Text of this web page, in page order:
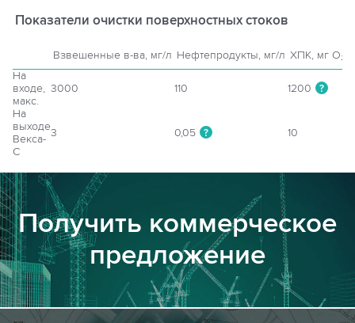
Показатели очистки поверхностных стоков
Взвешенные в-ва, мг/л Нефтепродукты, мг/л ХПК, мг O₂/л
На
входе,
макс.
3000 110 1200 ?
На
выходе
Векса-
С
3 0,05 ? 10
Получить коммерческое
предложение